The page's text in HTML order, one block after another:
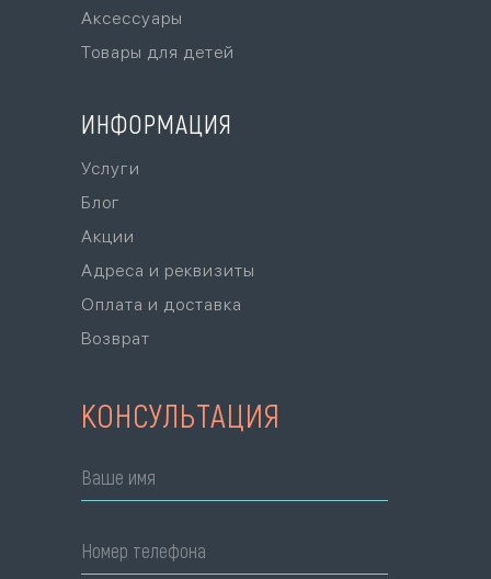
Аксессуары
Товары для детей
ИНФОРМАЦИЯ
Услуги
Адреса и реквизиты
КОНСУЛЬТАЦИЯ
Ваше имя
Номер телефона
Оплата и доставка
Возврат
Блог
Акции